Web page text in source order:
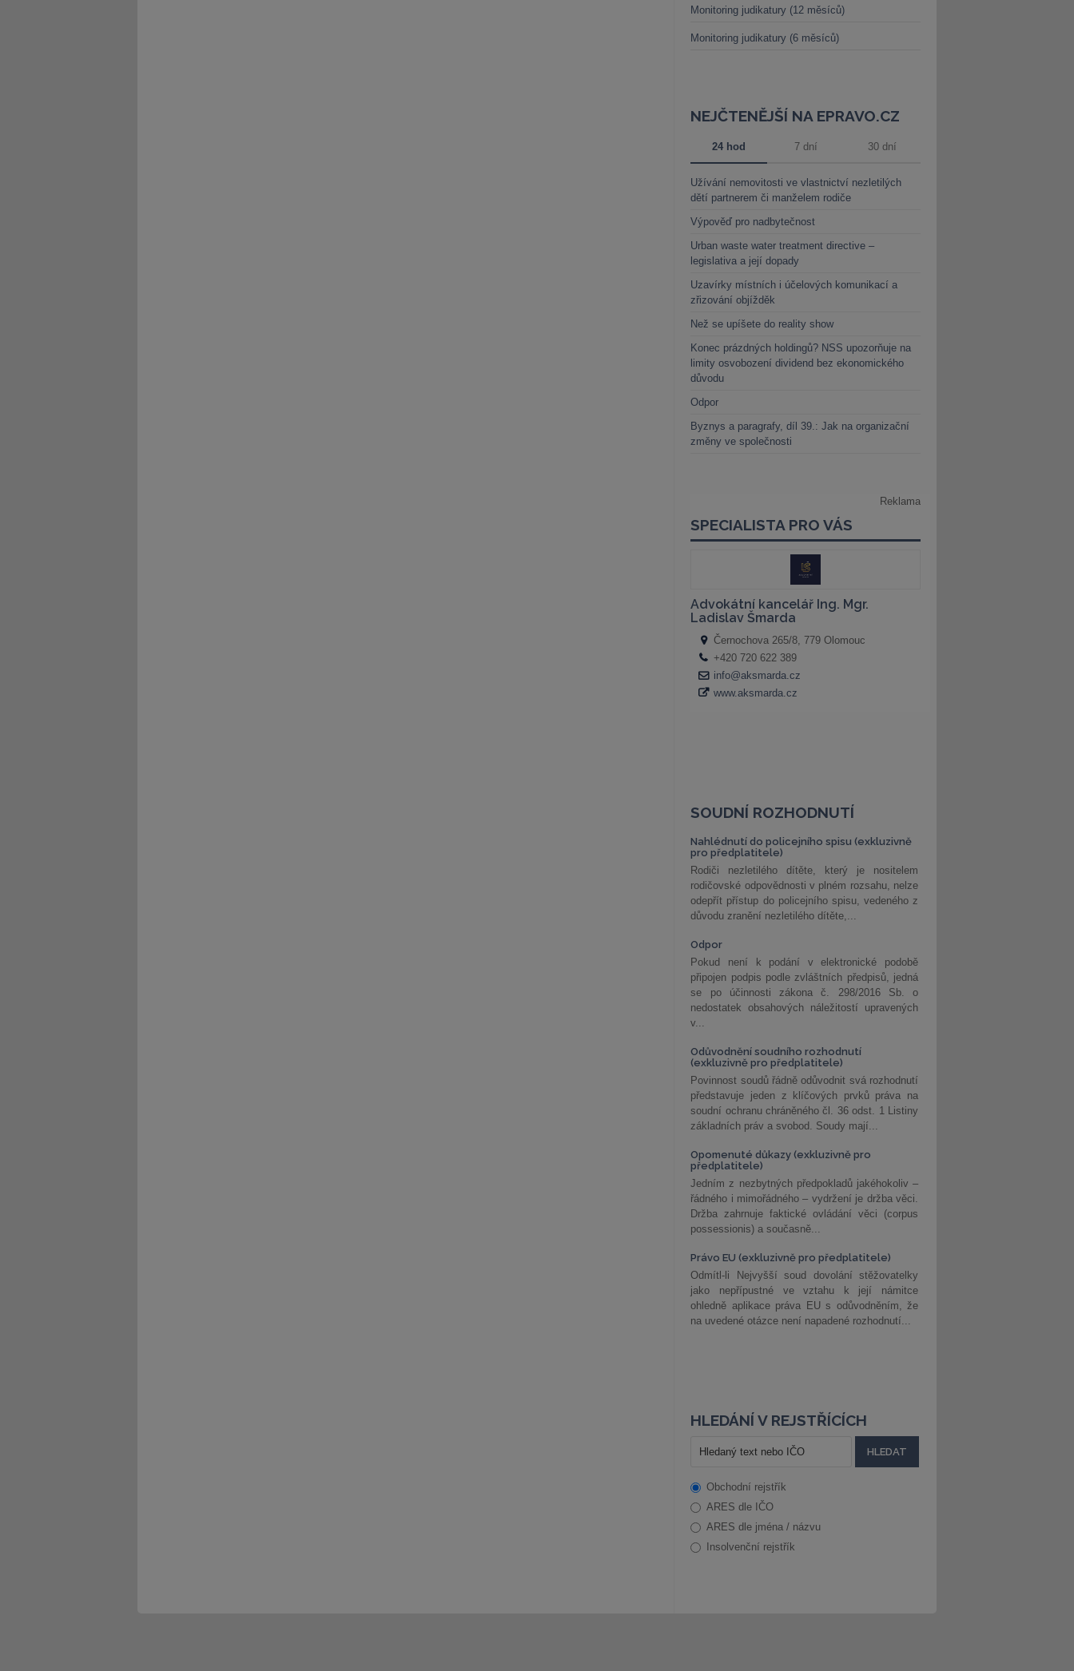
Monitoring judikatury (12 měsíců)
Monitoring judikatury (6 měsíců)
NEJČTENĚJŠÍ NA EPRAVO.CZ
24 hod 7 dní 30 dní
Užívání nemovitosti ve vlastnictví nezletilých
dětí partnerem či manželem rodiče
Výpověď pro nadbytečnost
Urban waste water treatment directive –
legislativa a její dopady
Uzavírky místních i účelových komunikací a
zřizování objížděk
Než se upíšete do reality show
Konec prázdných holdingů? NSS upozorňuje na
limity osvobození dividend bez ekonomického
důvodu
Odpor
Byznys a paragrafy, díl 39.: Jak na organizační
změny ve společnosti
SOUDNÍ ROZHODNUTÍ
Nahlédnutí do policejního spisu (exkluzivně
pro předplatitele)
Rodiči nezletilého dítěte, který je nositelem
rodičovské odpovědnosti v plném rozsahu, nelze
odepřít přístup do policejního spisu, vedeného z
důvodu zranění nezletilého dítěte,...
Odpor
Pokud není k podání v elektronické podobě
připojen podpis podle zvláštních předpisů, jedná
se po účinnosti zákona č. 298/2016 Sb. o
nedostatek obsahových náležitostí upravených
v...
Odůvodnění soudního rozhodnutí
(exkluzivně pro předplatitele)
Povinnost soudů řádně odůvodnit svá rozhodnutí
představuje jeden z klíčových prvků práva na
soudní ochranu chráněného čl. 36 odst. 1 Listiny
základních práv a svobod. Soudy mají...
Opomenuté důkazy (exkluzivně pro
předplatitele)
Jedním z nezbytných předpokladů jakéhokoliv –
řádného i mimořádného – vydržení je držba věci.
Držba zahrnuje faktické ovládání věci (corpus
possessionis) a současně...
Právo EU (exkluzivně pro předplatitele)
Odmítl-li Nejvyšší soud dovolání stěžovatelky
jako nepřípustné ve vztahu k její námitce
ohledně aplikace práva EU s odůvodněním, že
na uvedené otázce není napadené rozhodnutí...
HLEDÁNÍ V REJSTŘÍCÍCH
Obchodní rejstřík
ARES dle IČO
ARES dle jména / názvu
Insolvenční rejstřík